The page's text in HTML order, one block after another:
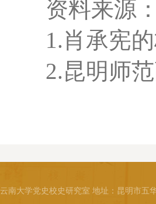
资料来源：
1.肖承宪
2.昆明师
云南大学党史校史研究室 地址：昆明市五